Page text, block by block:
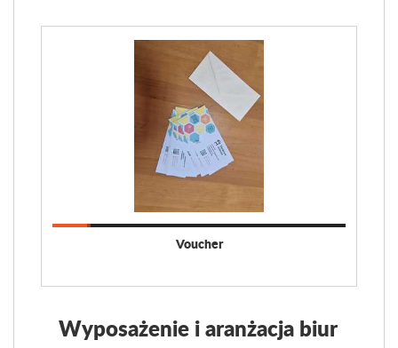
Voucher
Wyposażenie i aranżacja biur